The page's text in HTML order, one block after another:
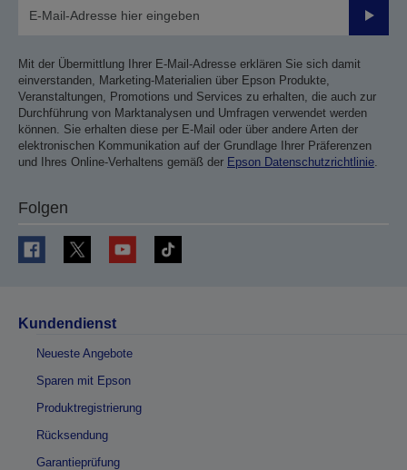
Mit der Übermittlung Ihrer E-Mail-Adresse erklären Sie sich damit
einverstanden, Marketing-Materialien über Epson Produkte,
Veranstaltungen, Promotions und Services zu erhalten, die auch zur
Durchführung von Marktanalysen und Umfragen verwendet werden
können. Sie erhalten diese per E-Mail oder über andere Arten der
elektronischen Kommunikation auf der Grundlage Ihrer Präferenzen
und Ihres Online-Verhaltens gemäß der Epson Datenschutzrichtlinie
Folgen
Kundendienst
Neueste Angebote
Sparen mit Epson
Produktregistrierung
Rücksendung
Garantieprüfung